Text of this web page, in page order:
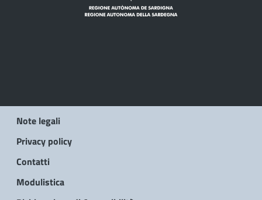
Note legali
Privacy policy
Contatti
Modulistica